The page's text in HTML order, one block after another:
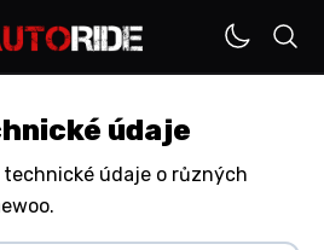
údaje
údaje o různých